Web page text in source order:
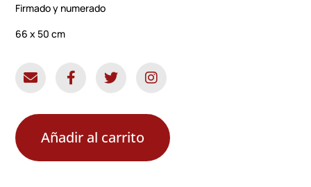
Firmado y numerado
66 x 50 cm
Añadir al carrito